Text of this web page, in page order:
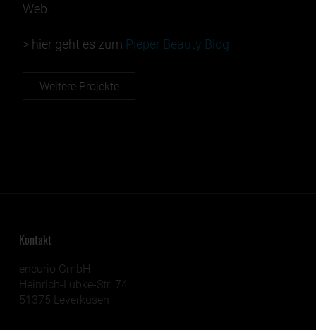
Web.
> hier geht es zum Pieper Beauty Blog
Weitere Projekte
Kontakt
encurio GmbH
Heinrich-Lübke-Str. 74
51375 Leverkusen